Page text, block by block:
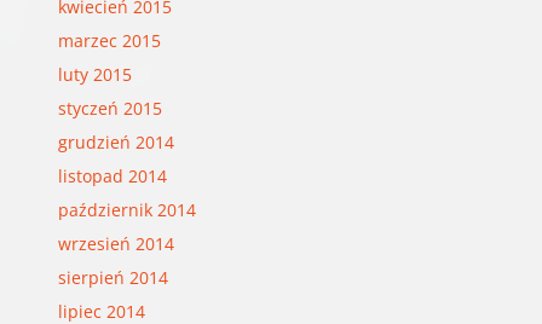
kwiecień 2015
marzec 2015
luty 2015
styczeń 2015
grudzień 2014
listopad 2014
październik 2014
wrzesień 2014
sierpień 2014
lipiec 2014